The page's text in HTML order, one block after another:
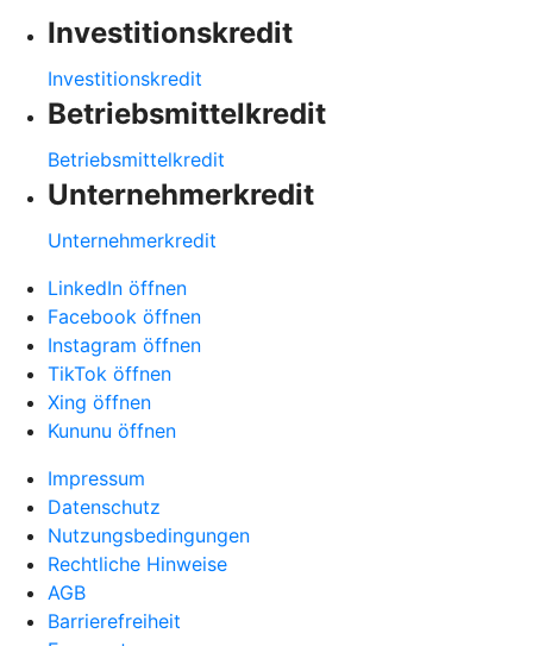
Investitionskredit
Investitionskredit
Betriebsmittelkredit
Betriebsmittelkredit
Unternehmerkredit
Unternehmerkredit
LinkedIn öffnen
Facebook öffnen
Instagram öffnen
TikTok öffnen
Xing öffnen
Kununu öffnen
Impressum
Datenschutz
Nutzungsbedingungen
Rechtliche Hinweise
AGB
Barrierefreiheit